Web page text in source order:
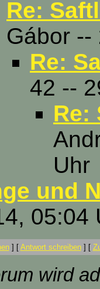
Re:
Gábor --
Re:
42 --
Re:
Uhr
und
05:04
] [ Antwort schreiben] [
wird